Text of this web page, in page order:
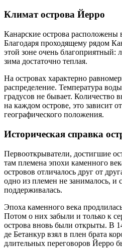
Климат острова Йерро
Канарские острова расположены
Благодаря проходящему рядом
этой зоне очень благоприятный:
зима достаточно теплая.
На островах характерно
распределение. Температура
градусов не бывает. Количество
на каждом острове, это зависит
географического положения.
Историческая справка
Первооткрыватели, достигшие
там племена эпохи каменного
островов отличалось друг от
одно из племен не занималось, и
поддерживалась.
Эпоха каменного века
Потом о них забыли и только к
острова вновь были открыты. В
де Бетанкур взял в плен брата
длительных переговоров Йерро